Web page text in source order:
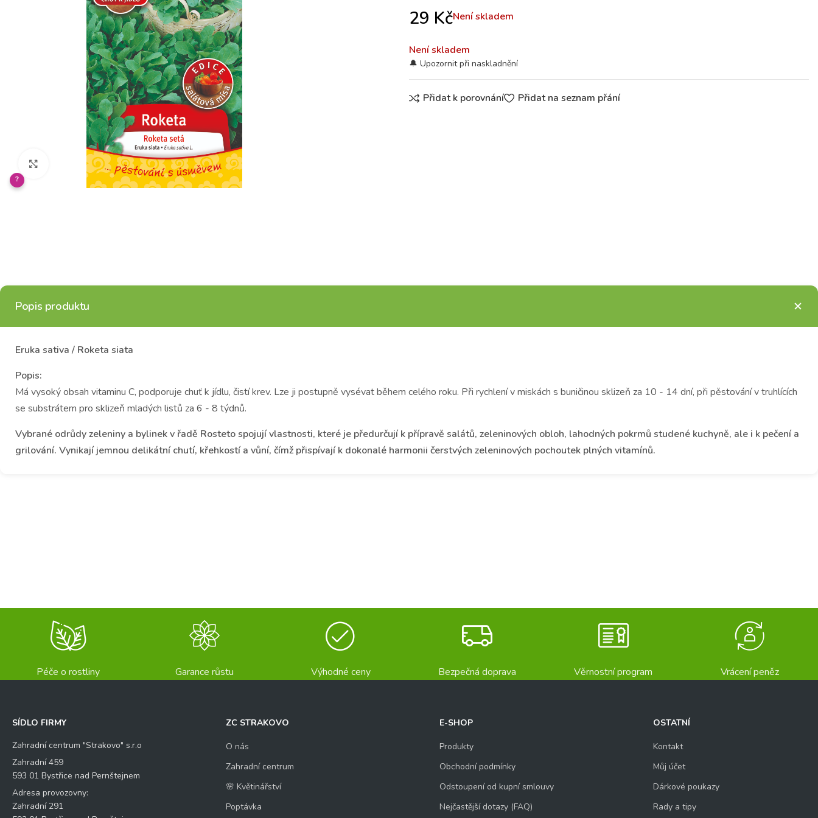
Klikněte pro zvětšení
?
29 KčNení skladem
Není skladem
Přidat k porovnání Přidat na seznam přání
Popis produktu
Eruka sativa / Roketa siata
Popis:
Má vysoký obsah vitaminu C, podporuje chuť k jídlu, čistí krev. Lze ji postupně vysévat během celého roku. Při rychlení v miskách s buničinou sklizeň za 10 - 14 dní, při pěstování v truhlících
se substrátem pro sklizeň mladých listů za 6 - 8 týdnů.
Vybrané odrůdy zeleniny a bylinek v řadě Rosteto spojují vlastnosti, které je předurčují k přípravě salátů, zeleninových obloh, lahodných pokrmů studené kuchyně, ale i k pečení a
grilování. Vynikají jemnou delikátní chutí, křehkostí a vůní, čímž přispívají k dokonalé harmonii čerstvých zeleninových pochoutek plných vitamínů.
Péče o rostliny Garance růstu Výhodné ceny Bezpečná doprava Věrnostní program Vrácení peněz
SÍDLO FIRMY
Zahradní centrum "Strakovo" s.r.o
Zahradní 459
593 01 Bystřice nad Pernštejnem
Adresa provozovny:
Zahradní 291
ZC STRAKOVO
O nás
Zahradní centrum
🌸 Květinářství
Poptávka
E-SHOP
Produkty
Obchodní podmínky
Odstoupení od kupní smlouvy
Nejčastější dotazy (FAQ)
OSTATNÍ
Kontakt
Můj účet
Dárkové poukazy
Rady a tipy